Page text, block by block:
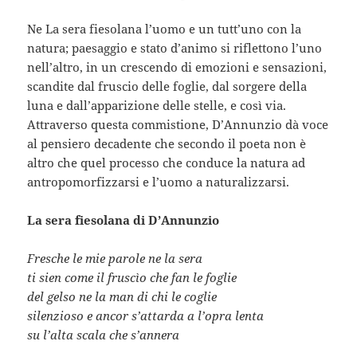
Ne La sera fiesolana l’uomo e un tutt’uno con la
natura; paesaggio e stato d’animo si riflettono l’uno
nell’altro, in un crescendo di emozioni e sensazioni,
scandite dal fruscio delle foglie, dal sorgere della
luna e dall’apparizione delle stelle, e così via.
Attraverso questa commistione, D’Annunzio dà voce
al pensiero decadente che secondo il poeta non è
altro che quel processo che conduce la natura ad
antropomorfizzarsi e l’uomo a naturalizzarsi.
La sera fiesolana di D’Annunzio
Fresche le mie parole ne la sera
ti sien come il fruscìo che fan le foglie
del gelso ne la man di chi le coglie
silenzioso e ancor s’attarda a l’opra lenta
su l’alta scala che s’annera